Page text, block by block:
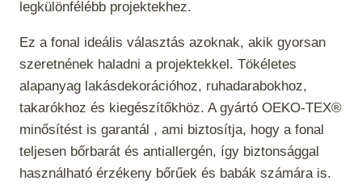
legkülönfélébb projektekhez.
Ez a fonal ideális választás azoknak, akik gyorsan
szeretnének haladni a projektekkel. Tökéletes
alapanyag lakásdekorációhoz, ruhadarabokhoz,
takarókhoz és kiegészítőkhöz. A gyártó OEKO-TEX®
minősítést is garantál , ami biztosítja, hogy a fonal
teljesen bőrbarát és antiallergén, így biztonsággal
használható érzékeny bőrűek és babák számára is.